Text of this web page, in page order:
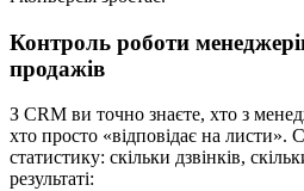
Контроль роботи
продажів
З CRM ви точно знаєте, хто з
хто просто «відповідає на листи».
статистику: скільки дзвінків,
результаті: